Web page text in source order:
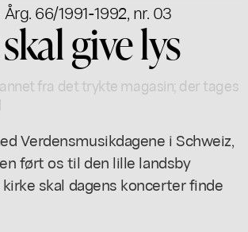
66/1991-1992, nr. 03
give lys
fra det trykte magasin; der tages
Verdensmusikdagene i Schweiz,
ført os til den lille landsby
skal dagens koncerter finde